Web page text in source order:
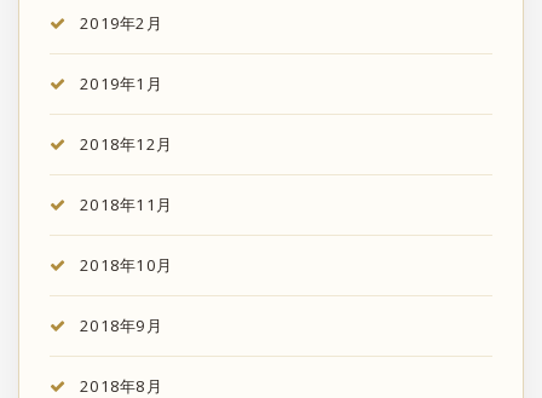
2019年2月
2019年1月
2018年12月
2018年11月
2018年10月
2018年9月
2018年8月